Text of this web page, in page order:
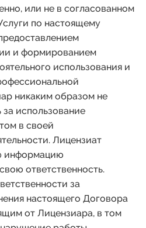
или не в согласованном
по настоящему
и формированием
использования и
никаким образом не
за использование
в своей
Лицензиат
информацию
ответственность.
за
настоящего Договора
от Лицензиара, в том